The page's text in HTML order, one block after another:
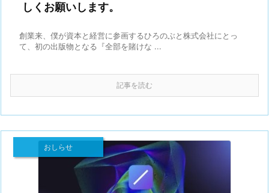
しくお願いします。
創業来、僕が資本と経営に参画するひろのぶと株式会社にとっ
て、初の出版物となる『全部を賭けな ...
記事を読む
おしらせ